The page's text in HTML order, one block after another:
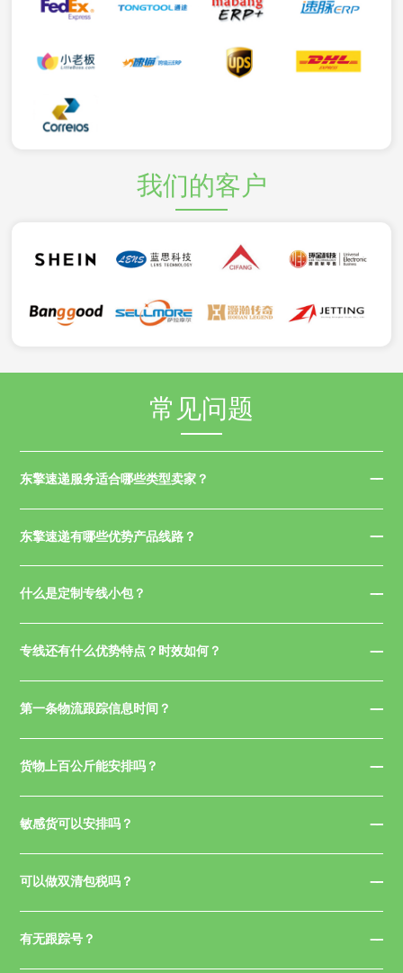
我们的客户
常见问题
东擎速递服务适合哪些类型卖家？
东擎速递有哪些优势产品线路？
什么是定制专线小包？
专线还有什么优势特点？时效如何？
第一条物流跟踪信息时间？
货物上百公斤能安排吗？
敏感货可以安排吗？
可以做双清包税吗？
有无跟踪号？